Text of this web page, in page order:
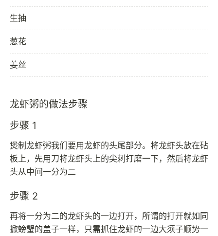
生抽
葱花
姜丝
龙虾粥的做法步骤
步骤 1
煲制龙虾粥我们要用龙虾的头尾部分。将龙虾头放在砧
板上，先用刀将龙虾头上的尖刺打磨一下，然后将龙虾
头从中间一分为二
步骤 2
再将一分为二的龙虾头的一边打开，所谓的打开就如同
掀螃蟹的盖子一样，只需抓住龙虾的一边大须子顺势一